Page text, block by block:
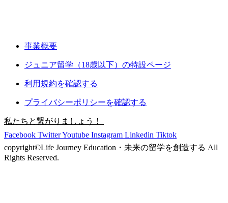
事業概要
ジュニア留学（18歳以下）の特設ページ
利用規約を確認する
プライバシーポリシーを確認する
私たちと繋がりましょう！
Facebook TwitterYoutube Instagram Linkedin Tiktok
copyright©︎Life Journey Education・未来の留学を創造する All
Rights Reserved.